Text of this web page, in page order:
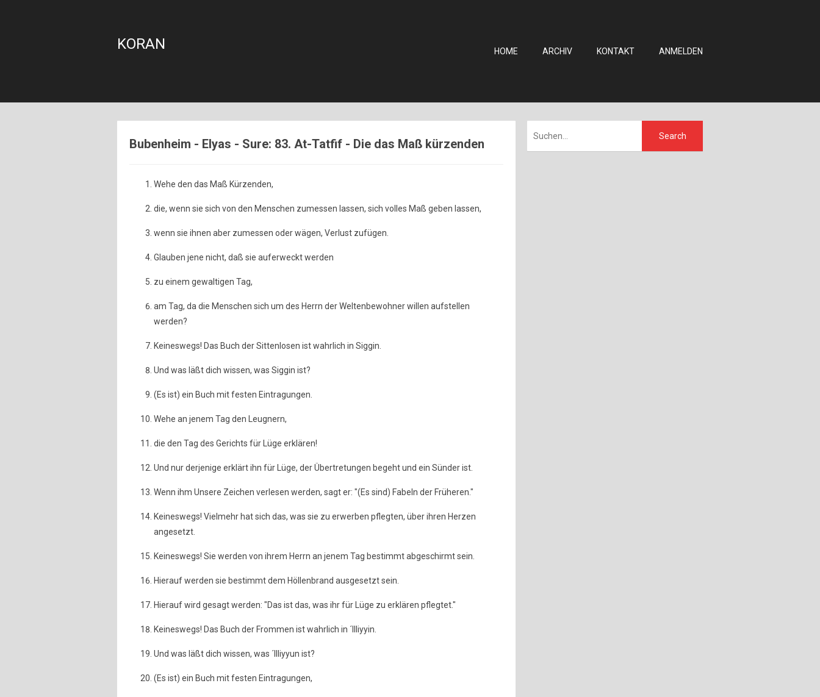
KORAN HOME ARCHIV KONTAKT ANMELDEN
Bubenheim - Elyas - Sure: 83. At-Tatfif - Die das Maß kürzenden
Wehe den das Maß Kürzenden,
die, wenn sie sich von den Menschen zumessen lassen, sich volles Maß geben lassen,
wenn sie ihnen aber zumessen oder wägen, Verlust zufügen.
Glauben jene nicht, daß sie auferweckt werden
zu einem gewaltigen Tag,
am Tag, da die Menschen sich um des Herrn der Weltenbewohner willen aufstellen
werden?
Keineswegs! Das Buch der Sittenlosen ist wahrlich in Siggin.
Und was läßt dich wissen, was Siggin ist?
(Es ist) ein Buch mit festen Eintragungen.
Wehe an jenem Tag den Leugnern,
die den Tag des Gerichts für Lüge erklären!
Und nur derjenige erklärt ihn für Lüge, der Übertretungen begeht und ein Sünder ist.
Wenn ihm Unsere Zeichen verlesen werden, sagt er: "(Es sind) Fabeln der Früheren."
Keineswegs! Vielmehr hat sich das, was sie zu erwerben pflegten, über ihren Herzen
angesetzt.
Keineswegs! Sie werden von ihrem Herrn an jenem Tag bestimmt abgeschirmt sein.
Hierauf werden sie bestimmt dem Höllenbrand ausgesetzt sein.
Hierauf wird gesagt werden: "Das ist das, was ihr für Lüge zu erklären pflegtet."
Keineswegs! Das Buch der Frommen ist wahrlich in ´Illiyyin.
Und was läßt dich wissen, was ´Illiyyun ist?
(Es ist) ein Buch mit festen Eintragungen,